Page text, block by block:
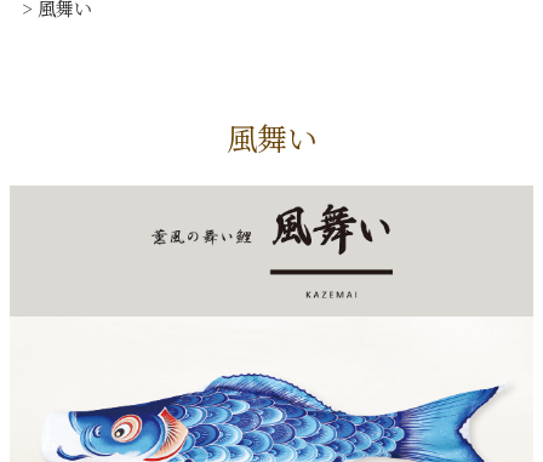
風舞い
風舞い